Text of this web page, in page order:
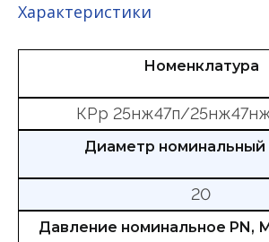
Характеристики
Номенклатура
КРр 25нж47п/
Диаметр номинальный
20
Давление номинальное PN,